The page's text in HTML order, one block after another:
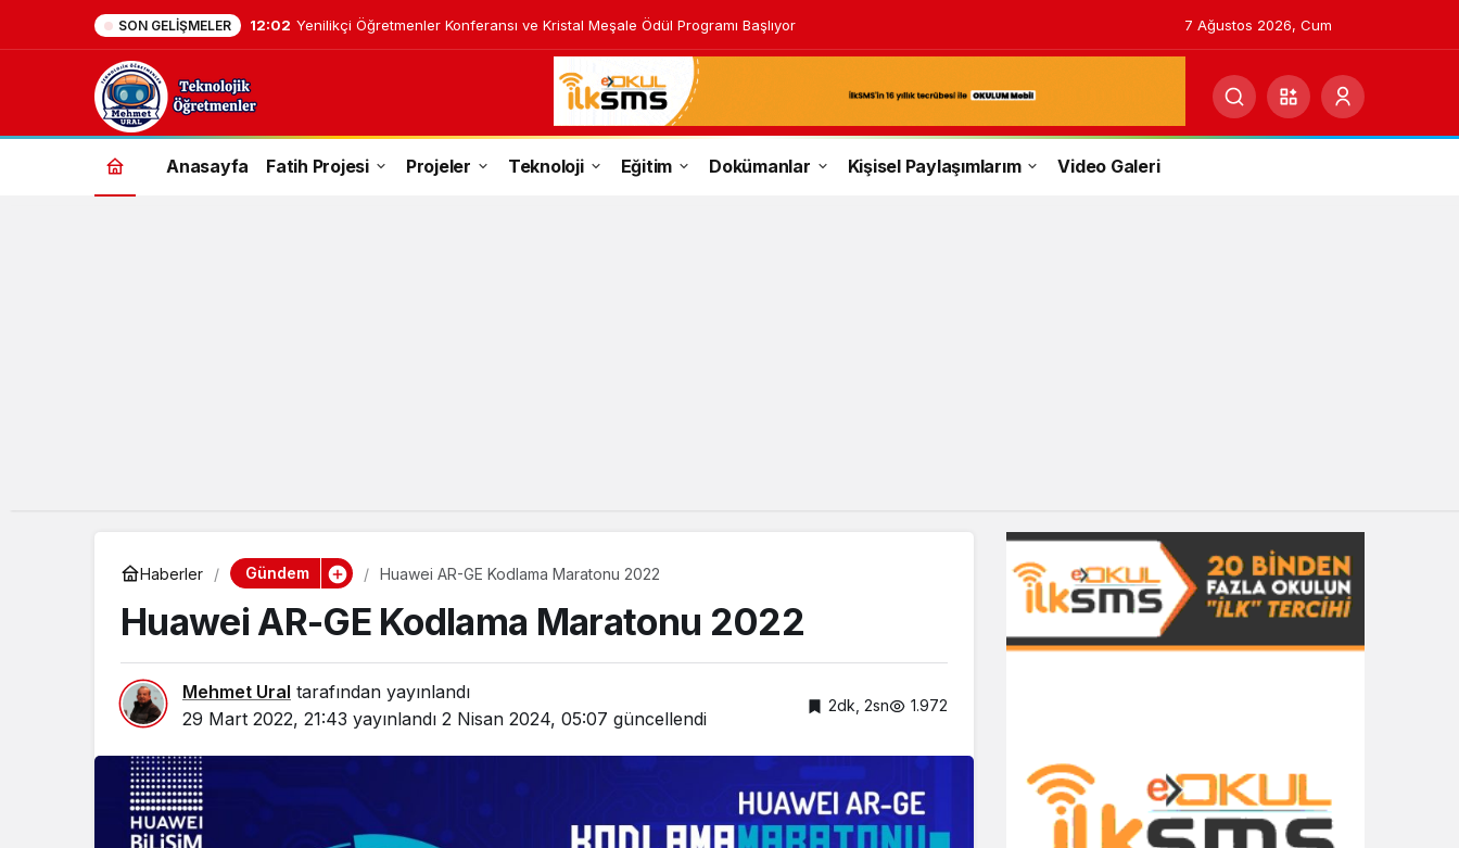
SON GELIŞMELER 12:02 Yenilikçi Öğretmenler Konferansı ve Kristal Meşale Ödül Programı Başlıyor 7 Ağustos 2026, Cum
Anasayfa Fatih Projesi Projeler Teknoloji Eğitim Dokümanlar Kişisel Paylaşımlarım Video Galeri
Haberler Gündem Huawei AR-GE Kodlama Maratonu 2022
Huawei AR-GE Kodlama Maratonu 2022
Mehmet Ural tarafından yayınlandı
29 Mart 2022, 21:43 yayınlandı 2 Nisan 2024, 05:07 güncellendi
2dk, 2sn 1.972